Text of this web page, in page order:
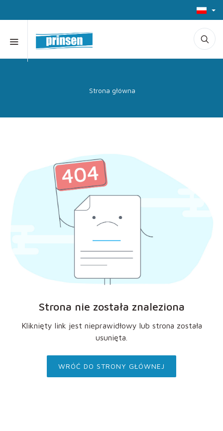
Strona główna
Strona nie została znaleziona
Kliknięty link jest nieprawidłowy lub strona została
usunięta.
WRÓĆ DO STRONY GŁÓWNEJ